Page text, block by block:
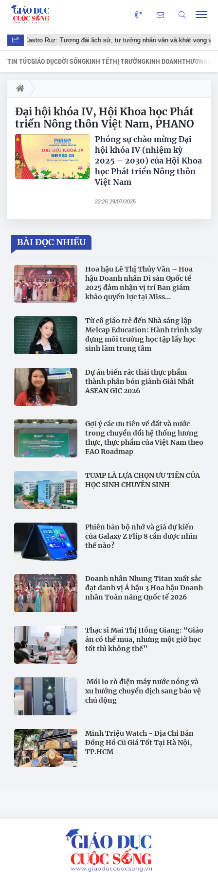
Fidel Castro Ruz: Tượng đài lịch sử, tư tưởng nhân văn và khát vọng vĩnh
TIN TỨCGIÁO DỤCĐỜI SỐNGKINH TẾTHỊ TRƯỜNGKINH DOANHTHƯƠNG
Đại hội khóa IV, Hội Khoa học Phát
triển Nông thôn Việt Nam, PHANO
Phóng sự chào mừng Đại
hội khóa IV (nhiệm kỳ
2025 – 2030) của Hội Khoa
học Phát triển Nông thôn
Việt Nam
22:26 29/07/2025
BÀI ĐỌC NHIỀU
Hoa hậu Lê Thị Thúy Vân – Hoa
hậu Doanh nhân Di sản Quốc tế
2025 đảm nhận vị trí Ban giám
khảo quyền lực tại Miss
Businesswoman 2026
Từ cô giáo trẻ đến Nhà sáng lập
Melcap Education: Hành trình xây
dựng môi trường học tập lấy học
sinh làm trung tâm
Dự án biến rác thải thực phẩm
thành phân bón giành Giải Nhất
ASEAN GIC 2026
Gợi ý các ưu tiên về đất và nước
trong chuyển đổi hệ thống lương
thực, thực phẩm của Việt Nam theo
FAO Roadmap
TUMP LÀ LỰA CHỌN ƯU TIÊN CỦA
HỌC SINH CHUYÊN SINH
Phiên bản bộ nhớ và giá dự kiến
của Galaxy Z Flip 8 cần được nhìn
thế nào?
Doanh nhân Nhung Titan xuất sắc
đạt danh vị Á hậu 3 Hoa hậu Doanh
nhân Toàn năng Quốc tế 2026
Thạc sĩ Mai Thị Hồng Giang: “Giáo
án có thể mua, nhưng một giờ học
tốt thì không thể”
Mối lo rò điện máy nước nóng và
xu hướng chuyển dịch sang bảo vệ
chủ động
Minh Triệu Watch - Địa Chỉ Bán
Đồng Hồ Cũ Giá Tốt Tại Hà Nội,
TP.HCM